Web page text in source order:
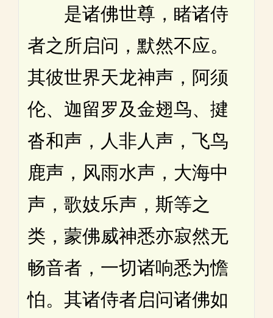
是诸佛世尊，睹诸侍
者之所启问，默然不应。
其彼世界天龙神声，阿须
伦、迦留罗及金翅鸟、揵
沓和声，人非人声，飞鸟
鹿声，风雨水声，大海中
声，歌妓乐声，斯等之
类，蒙佛威神悉亦寂然无
畅音者，一切诸响悉为憺
怕。其诸侍者启问诸佛如